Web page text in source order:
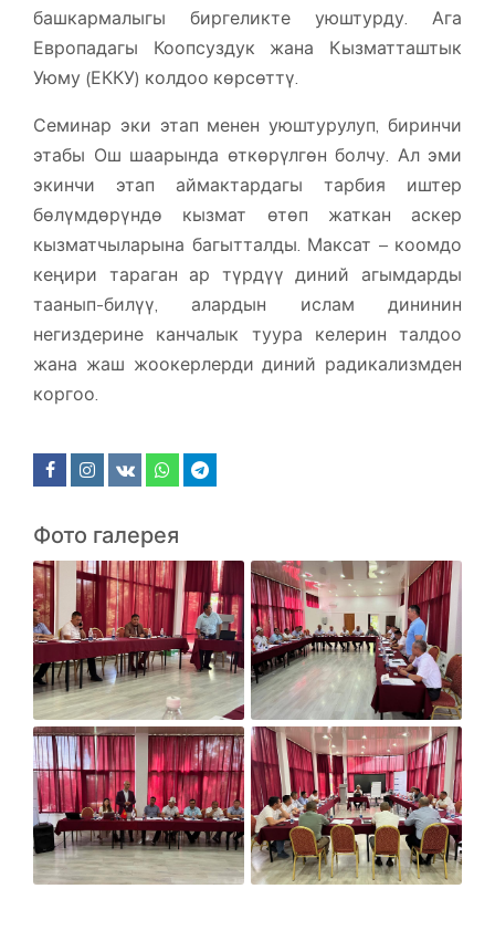
башкармалыгы биргеликте уюштурду. Ага
Европадагы Коопсуздук жана Кызматташтык
Уюму (ЕККУ) колдоо көрсөттү.
Семинар эки этап менен уюштурулуп, биринчи
этабы Ош шаарында өткөрүлгөн болчу. Ал эми
экинчи этап аймактардагы тарбия иштер
бөлүмдөрүндө кызмат өтөп жаткан аскер
кызматчыларына багытталды. Максат – коомдо
кеңири тараган ар түрдүү диний агымдарды
таанып-билүү, алардын ислам дининин
негиздерине канчалык туура келерин талдоо
жана жаш жоокерлерди диний радикализмден
коргоо.
Фото галерея